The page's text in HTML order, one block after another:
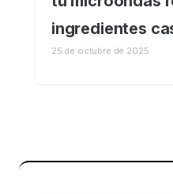
ingredientes
25 de octubre de 2025